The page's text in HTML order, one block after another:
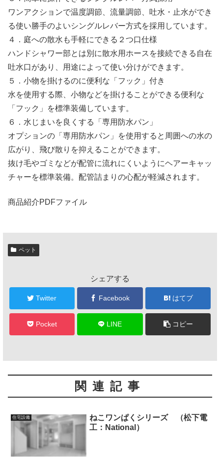
ワンアクションで温度調節、流量調節、吐水・止水ができ
る使い勝手のよいシングルレバー方式を採用しています。
４．庭への散水も手軽にできる２つ口仕様
ハンドシャワー部とは別に散水用ホースを接続できる自在
吐水口があり、用途によって使い分けができます。
５．小物を掛けるのに便利な「フック」付き
水を使用する際、小物などを掛けることができる便利な
「フック」を標準装備しています。
６．水じまいを良くする「専用防水パン」
オプションの「専用防水パン」を使用すると周囲への水の
広がり、飛び散りを抑えることができます。
抜け毛やゴミなどが配管に流れにくいようにヘアーキャッ
チャーを標準装備。配管詰まりの心配が軽減されます。
商品紹介PDFファイル
ペット
シェアする
Twitter Facebook はてブ
Pocket LINE コピー
関連記事
住宅設備
ねこワンぱくシリーズ （松下電
工：National）